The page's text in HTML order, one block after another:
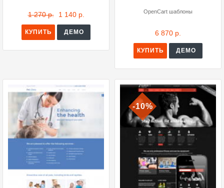
1 270 р. 1 140 р.
КУПИТЬ ДЕМО
OpenCart шаблоны
6 870 р.
КУПИТЬ ДЕМО
-10%